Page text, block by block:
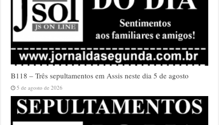
B118 – Três sepultamentos em Assis neste dia 5 de agosto
5 de agosto de 2026